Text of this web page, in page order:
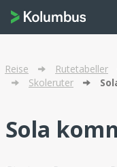
Reise Rutetabeller
Skoleruter
Sola